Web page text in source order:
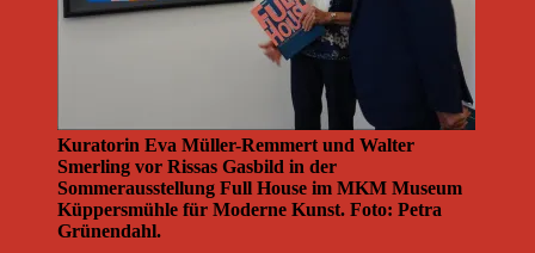
Kuratorin Eva Müller-Remmert und Walter
Smerling vor Rissas Gasbild in der
Sommerausstellung Full House im MKM Museum
Küppersmühle für Moderne Kunst. Foto: Petra
Grünendahl.